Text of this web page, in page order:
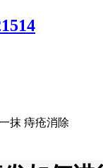
抹 痔疮消除